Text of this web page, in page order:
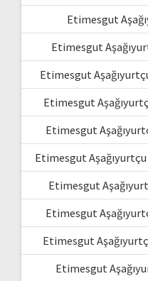
Etimesgut
Etimesgut
Etimesgut
Etimesgut
Etimesgut
Etimesgut
Etimesgut
Etimesgut
Etimesgut
Etimesgut